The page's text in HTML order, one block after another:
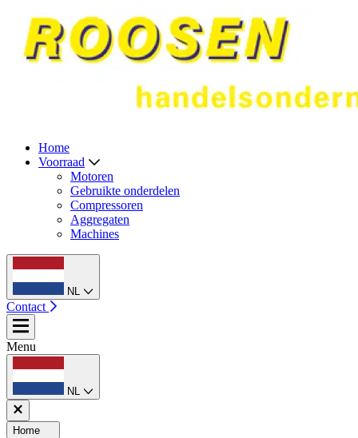
Home
Voorraad
Motoren
Gebruikte onderdelen
Compressoren
Aggregaten
Machines
NL
Contact
Menu
NL
Home